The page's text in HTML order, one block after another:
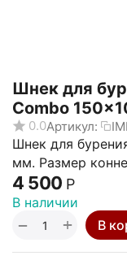
Шнек для
Combo
0.0Артикул:
Шнек для
мм. Размер
4 500 Р
В наличии
+
− В